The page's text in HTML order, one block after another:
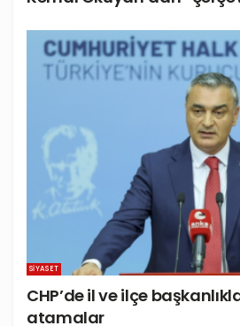
SIYASET
CHP’de il ve ilçe
atamalar